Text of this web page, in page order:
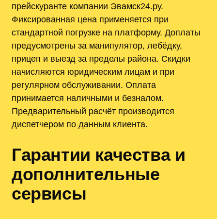
прейскуранте компании Эвамск24.ру.
Фиксированная цена применяется при
стандартной погрузке на платформу. Доплаты
предусмотрены за манипулятор, лебёдку,
прицеп и выезд за пределы района. Скидки
начисляются юридическим лицам и при
регулярном обслуживании. Оплата
принимается наличными и безналом.
Предварительный расчёт производится
диспетчером по данным клиента.
Гарантии качества и
дополнительные
сервисы